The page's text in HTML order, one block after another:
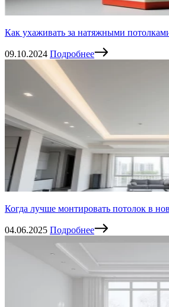
Как ухаживать за натяжными
09.10.2024 Подробнее
Когда лучше монтировать потолок в
04.06.2025 Подробнее